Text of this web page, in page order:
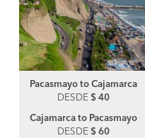
Pacasmayo to Cajamarca
DESDE $ 40
Cajamarca to Pacasmayo
DESDE $ 60